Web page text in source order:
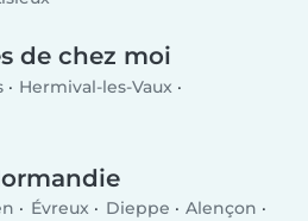
de chez moi
Hermival-les-Vaux
Évreux Dieppe
Alençon